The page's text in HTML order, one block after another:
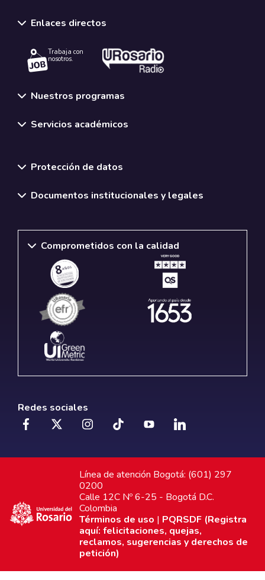
Enlaces directos
Trabaja con
nosotros.
Nuestros programas
Servicios académicos
Protección de datos
Documentos institucionales y legales
Comprometidos con la calidad
Redes sociales
Línea de atención Bogotá: (601) 297
0200
Calle 12C Nº 6-25 - Bogotá D.C.
Colombia
Términos de uso | PQRSDF (Registra
aquí: felicitaciones, quejas,
reclamos, sugerencias y derechos de
petición)